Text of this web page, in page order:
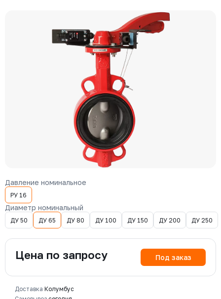
+7 (495) 215-24-81zakaz325@ks-rus.com
Email для связи
Одинцово, Внуковская 9, пав. 31
Давление номинальное
РУ 16
Диаметр номинальный
ДУ 50 ДУ 65 ДУ 80 ДУ 100 ДУ 150 ДУ 200 ДУ 250
Цена по запросу Под заказ
Доставка Колумбус